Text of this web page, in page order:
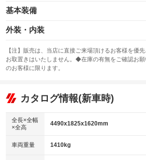
基本装備
エアバッグ：運転席/助手席/サイド
：装備あり
：装備なし
サンルーフ
：装備なし ABS
リフトアップ
：装備なし
：装備なし
パワーウィンドウ
アイドリングストップ
：装備なし
外装・内装
カーナビ：メモリーナビ他
：装備あり
TV
：装備なし
ビジュアル
：装備なし
：装備あり
革シート
キーレス
【注】販売は、当店に直接ご来場頂けるお客様を優
お取置きはいたしません。◆在庫の有無をご確認お
のお客様に限ります。
カタログ情報(新車時)
全長×全幅
×全高
4490x1825x1620mm
車両重量 1410kg